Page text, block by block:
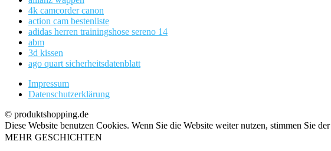
4k camcorder canon
action cam bestenliste
adidas herren trainingshose sereno 14
abm
3d kissen
ago quart sicherheitsdatenblatt
Impressum
Datenschutzerklärung
© produktshopping.de
Diese Website benutzen Cookies. Wenn Sie die Website weiter nutzen, stimmen Sie der
MEHR GESCHICHTEN